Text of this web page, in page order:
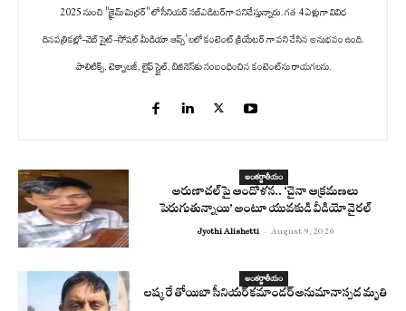
2025 నుంచి "క్రైమ్ మిర్రర్" లో సీనియర్ సబ్‌ఎడిటర్‌గా పనిచేస్తున్నారు. గత 4 ఏళ్లుగా వివిధ
దినపత్రికల్లో-వెబ్ సైట్-సోషల్ మీడియా ఆప్స్' లలో కంటెంట్ క్రియేటర్ గా పని చేసిన అనుభవం ఉంది.
పాలిటిక్స్‌, టెక్నాలజీ, లైఫ్‌ స్టైల్‌, బిజినెస్‌కు సంబంధించిన కంటెంట్‌ను రాయగలను.
అంతర్జాతీయం
అరుణాచల్‌పై ఆందోళన.. ‘చైనా ఆక్రమణలు
పెరుగుతున్నాయి’ అంటూ యువకుడి వీడియో వైరల్
Jyothi Alishetti - August 9, 2026
అంతర్జాతీయం
లష్కరే తోయిబా సీనియర్ కమాండర్ అనుమానాస్పద మృతి